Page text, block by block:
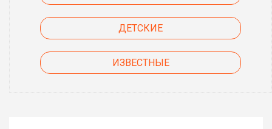
ДЕТСКИЕ
ИЗВЕСТНЫЕ